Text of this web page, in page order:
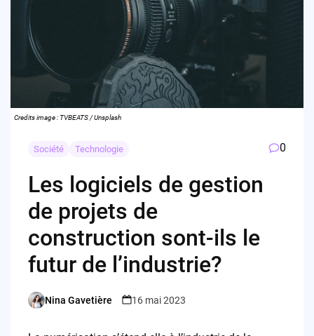
Credits image : TVBEATS / Unsplash
Société Technologie 0
Les logiciels de gestion
de projets de
construction sont-ils le
futur de l’industrie?
Posted
Nina Gavetière 16 mai 2023